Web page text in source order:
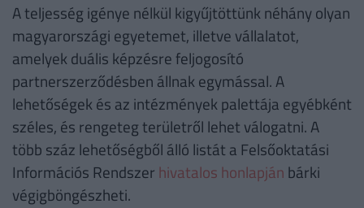
A teljesség igénye nélkül kigyűjtöttünk néhány olyan
magyarországi egyetemet, illetve vállalatot,
amelyek duális képzésre feljogosító
partnerszerződésben állnak egymással. A
lehetőségek és az intézmények palettája egyébként
széles, és rengeteg területről lehet válogatni. A
több száz lehetőségből álló listát a Felsőoktatási
Információs Rendszer hivatalos honlapján bárki
végigböngészheti.